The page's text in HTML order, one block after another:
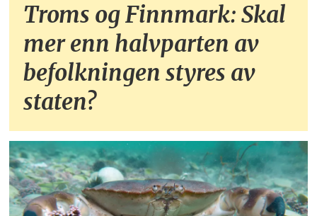
Troms og Finnmark: Skal
mer enn halvparten av
befolkningen styres av
staten?